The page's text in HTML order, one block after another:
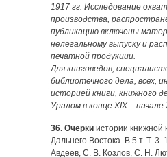
1917 гг. Исследование
производства,
публикацию включены
нелегальному выпуску и
печатной продукции.
Для книговедов,
библиотечного дела, всех,
историей книги, книжного
Уралом в конце XIX – начале
36. Очерки истории книжной
Дальнего Востока. В 5 т. Т. 3.
Авдеев, С. В. Козлов, С. Н.